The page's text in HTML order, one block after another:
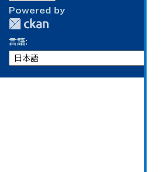
Powered by
言語